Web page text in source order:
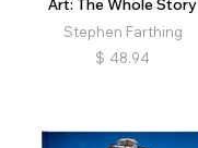
Art: The Whole Story
Stephen Farthing
$ 48.94